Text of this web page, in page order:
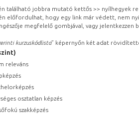
található jobbra mutató kettős >> nyílhegyek
előfordulhat, hogy egy link már védett, nem
megfelelő gombjával, vagy
kurzuskódlista” képernyőn két adat
releváns
osztatlan képzés
szakképzés